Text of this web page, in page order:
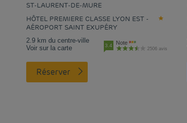
ST-LAURENT-DE-MURE
HÔTEL PREMIERE CLASSE LYON EST -
AÉROPORT SAINT EXUPÉRY
2.9 km du centre-ville
Voir sur la carte
3.4 Note
2506 avis
Réserver